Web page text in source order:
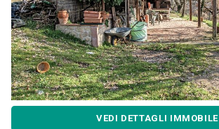
VEDI DETTAGLI IMMOBILE